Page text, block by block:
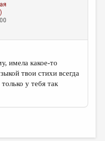
имела какое-то
твои стихи всегда
у тебя так